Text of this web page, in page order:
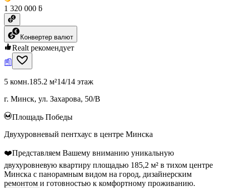
1 320 000 ƃ
Конвертер валют
Realt рекомендует
5 комн.185.2 м²14/14 этаж
г. Минск, ул. Захарова, 50/В
Площадь Победы
Двухуровневый пентхаус в центре Минска
❤️Представляем Вашему вниманию уникальную
двухуровневую квартиру площадью 185,2 м² в тихом центре
Минска с панорамным видом на город, дизайнерским
ремонтом и готовностью к комфортному проживанию.